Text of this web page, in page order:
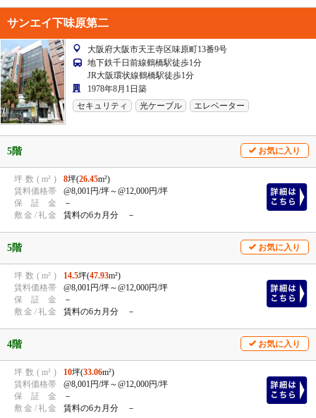
サンエイ下味原第二
大阪府大阪市天王寺区味原町13番9号
地下鉄千日前線鶴橋駅徒歩1分
JR大阪環状線鶴橋駅徒歩1分
1978年8月1日築
セキュリティ
光ケーブル エレベーター
5階 お気に入り
坪 数 ( m² ) 8坪(26.45m²)
賃料価格帯 @8,001円/坪～@12,000円/坪
保
証 金
－
敷 金 /礼金 賃料の6カ月分 －
5階 お気に入り
坪 数 ( m² ) 14.5坪(47.93m²)
賃料価格帯 @8,001円/坪～@12,000円/坪
保
証 金
－
敷 金 /礼金 賃料の6カ月分 －
4階 お気に入り
坪 数 ( m² ) 10坪(33.06m²)
賃料価格帯 @8,001円/坪～@12,000円/坪
保
証 金
－
敷 金 /礼金 賃料の6カ月分 －